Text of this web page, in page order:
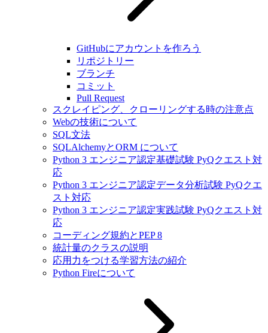
GitHubにアカウントを作ろう
リポジトリー
ブランチ
コミット
Pull Request
スクレイピング、クローリングする時の注意点
Webの技術について
SQL文法
SQLAlchemyとORM について
Python 3 エンジニア認定基礎試験 PyQクエスト対
応
Python 3 エンジニア認定データ分析試験 PyQクエ
スト対応
Python 3 エンジニア認定実践試験 PyQクエスト対
応
コーディング規約とPEP 8
統計量のクラスの説明
応用力をつける学習方法の紹介
Python Fireについて